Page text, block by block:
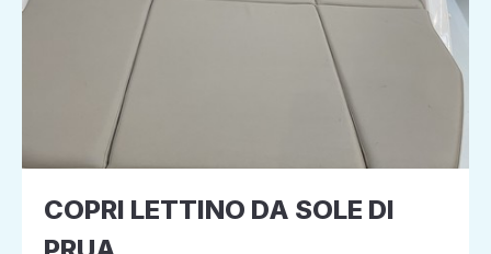
COPRI LETTINO DA SOLE DI